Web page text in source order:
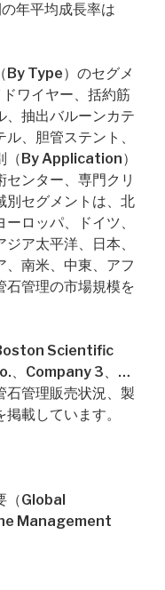
年平均成長率は
By Type）のセグメ
ワイヤー、括約筋
、抽出バルーンカテ
、胆管ステント、
（By Application）
ンター、専門クリ
別セグメントは、北
ロッパ、ドイツ、
ア太平洋、日本、
、南米、中東、アフ
石管理の市場規模を
Scientific
、Company 3、…
石管理販売状況、製
載しています。
（Global
Management